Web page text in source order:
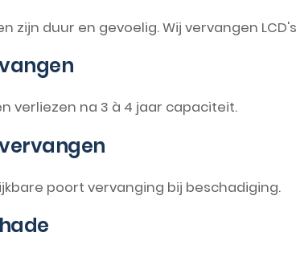
zijn duur en gevoelig. Wij vervangen
verliezen na 3 à 4 jaar capaciteit.
poort vervanging bij beschadiging.